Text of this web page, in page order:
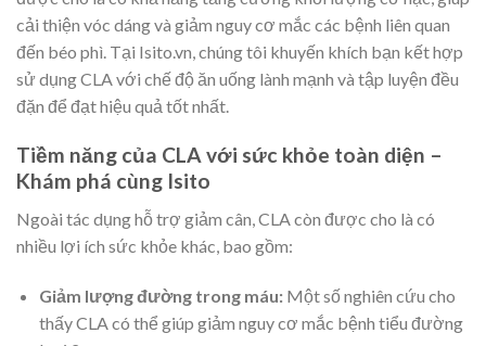
cải thiện vóc dáng và giảm nguy cơ mắc các bệnh liên quan
đến béo phì. Tại Isito.vn, chúng tôi khuyến khích bạn kết hợp
sử dụng CLA với chế độ ăn uống lành mạnh và tập luyện đều
đặn để đạt hiệu quả tốt nhất.
Tiềm năng của CLA với sức khỏe toàn diện –
Khám phá cùng Isito
Ngoài tác dụng hỗ trợ giảm cân, CLA còn được cho là có
nhiều lợi ích sức khỏe khác, bao gồm:
Giảm lượng đường trong máu:Một số nghiên cứu cho
thấy CLA có thể giúp giảm nguy cơ mắc bệnh tiểu đường